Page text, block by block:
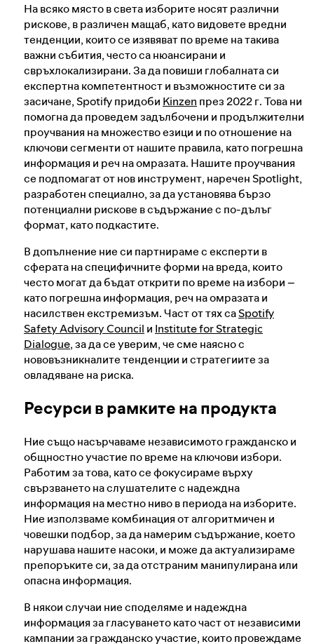
На всяко място в света изборите носят различни
рискове, в различен мащаб, като видовете вредни
тенденции, които се изявяват по време на такива
важни събития, често са нюансирани и
свръхлокализирани. За да повиши глобалната си
експертна компетентност и възможностите си за
засичане, Spotify придоби Kinzen през 2022 г. Това ни
помогна да проведем задълбочени и продължителни
проучвания на множество езици и по отношение на
ключови сегменти от нашите правила, като погрешна
информация и реч на омразата. Нашите проучвания
се подпомагат от нов инструмент, наречен Spotlight,
разработен специално, за да установява бързо
потенциални рискове в съдържание с по‑дълъг
формат, като подкастите.
В допълнение ние си партнираме с експерти в
сферата на специфичните форми на вреда, които
често могат да бъдат открити по време на избори –
като погрешна информация, реч на омразата и
насилствен екстремизъм. Част от тях саSpotify
Safety Advisory Council и Institute for Strategic
Dialogue, за да се уверим, че сме наясно с
нововъзникналите тенденции и стратегиите за
овладяване на риска.
Ресурси в рамките на продукта
Ние също насърчаваме независимото гражданско и
общностно участие по време на ключови избори.
Работим за това, като се фокусираме върху
свързването на слушателите с надеждна
информация на местно ниво в периода на изборите.
Ние използваме комбинация от алгоритмичен и
човешки подбор, за да намерим съдържание, което
нарушава нашите насоки, и може да актуализираме
препоръките си, за да отстраним манипулирана или
опасна информация.
В някои случаи ние споделяме и надеждна
информация за гласуването като част от независими
кампании за гражданско участие, които провеждаме